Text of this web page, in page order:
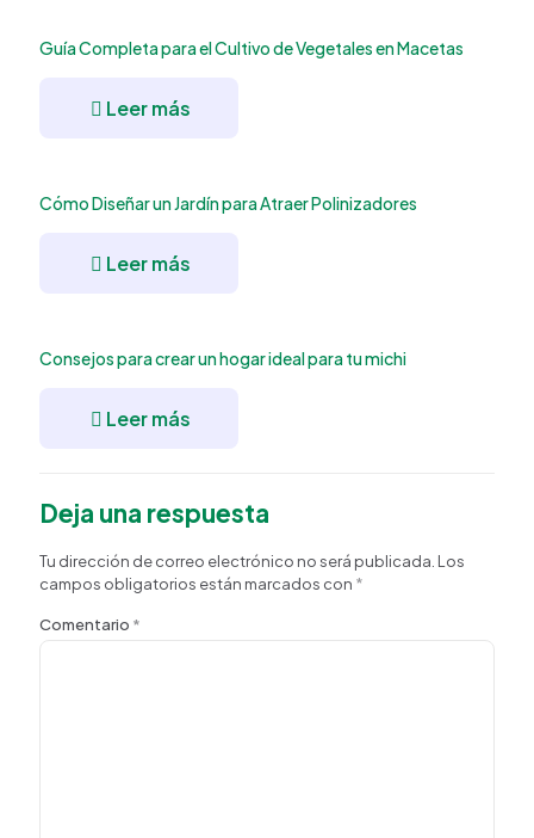
Guía Completa para el Cultivo de Vegetales en Macetas
Leer más
Cómo Diseñar un Jardín para Atraer Polinizadores
Leer más
Consejos para crear un hogar ideal para tu michi
Leer más
Deja una respuesta
Tu dirección de correo electrónico no será publicada. Los
campos obligatorios están marcados con *
Comentario *